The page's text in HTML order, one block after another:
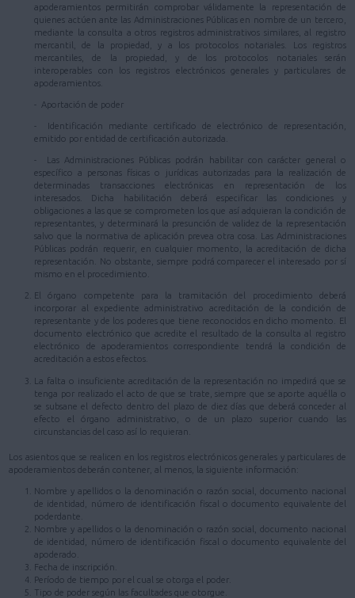
apoderamientos permitirán comprobar válidamente la representación de
quienes actúen ante las Administraciones Públicas en nombre de un tercero,
mediante la consulta a otros registros administrativos similares, al registro
mercantil, de la propiedad, y a los protocolos notariales. Los registros
mercantiles, de la propiedad, y de los protocolos notariales serán
interoperables con los registros electrónicos generales y particulares de
apoderamientos.
- Aportación de poder
- Identificación mediante certificado de electrónico de representación,
emitido por entidad de certificación autorizada.
- Las Administraciones Públicas podrán habilitar con carácter general o
específico a personas físicas o jurídicas autorizadas para la realización de
determinadas transacciones electrónicas en representación de los
interesados. Dicha habilitación deberá especificar las condiciones y
obligaciones a las que se comprometen los que así adquieran la condición de
representantes, y determinará la presunción de validez de la representación
salvo que la normativa de aplicación prevea otra cosa. Las Administraciones
Públicas podrán requerir, en cualquier momento, la acreditación de dicha
representación. No obstante, siempre podrá comparecer el interesado por sí
mismo en el procedimiento.
El órgano competente para la tramitación del procedimiento deberá
incorporar al expediente administrativo acreditación de la condición de
representante y de los poderes que tiene reconocidos en dicho momento. El
documento electrónico que acredite el resultado de la consulta al registro
electrónico de apoderamientos correspondiente tendrá la condición de
acreditación a estos efectos.
La falta o insuficiente acreditación de la representación no impedirá que se
tenga por realizado el acto de que se trate, siempre que se aporte aquélla o
se subsane el defecto dentro del plazo de diez días que deberá conceder al
efecto el órgano administrativo, o de un plazo superior cuando las
circunstancias del caso así lo requieran.
Los asientos que se realicen en los registros electrónicos generales y particulares de
apoderamientos deberán contener, al menos, la siguiente información:
Nombre y apellidos o la denominación o razón social, documento nacional
de identidad, número de identificación fiscal o documento equivalente del
poderdante.
Nombre y apellidos o la denominación o razón social, documento nacional
de identidad, número de identificación fiscal o documento equivalente del
apoderado.
Fecha de inscripción.
Período de tiempo por el cual se otorga el poder.
Tipo de poder según las facultades que otorgue.